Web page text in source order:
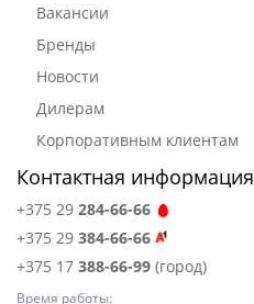
Вакансии
Бренды
Новости
Дилерам
Корпоративным клиентам
Контактная информация
+375 29 284-66-66
+375 29 384-66-66
+375 17 388-66-99 (город)
Время работы: